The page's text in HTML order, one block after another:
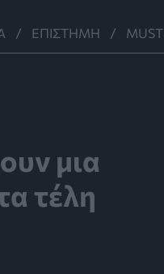
ΕΠΙΣΤΉΜΗ
μια
τέλη